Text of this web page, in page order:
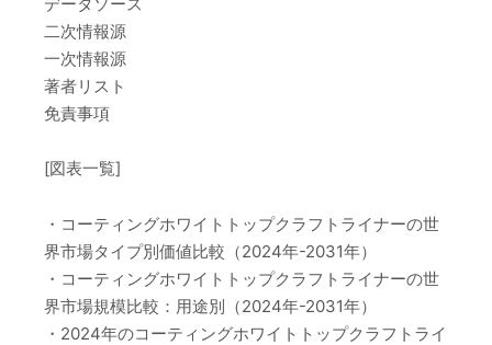
二次情報源
一次情報源
著者リスト
免責事項
[図表一覧]
・コーティングホワイトトップクラフトライナーの世
界市場タイプ別価値比較（2024年-2031年）
・コーティングホワイトトップクラフトライナーの世
界市場規模比較：用途別（2024年-2031年）
・2024年のコーティングホワイトトップクラフトライ